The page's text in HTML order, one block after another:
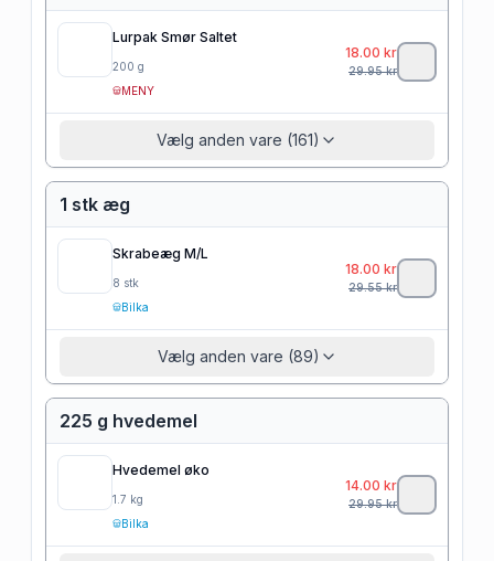
Lurpak Smør Saltet
200 g
MENY
18.00 kr
29.95kr
Vælg anden vare (161)
1 stk æg
Skrabeæg M/L
8 stk
Bilka
18.00 kr
29.55kr
Vælg anden vare (89)
225 g hvedemel
Hvedemel øko
1.7 kg
Bilka
14.00 kr
29.95kr